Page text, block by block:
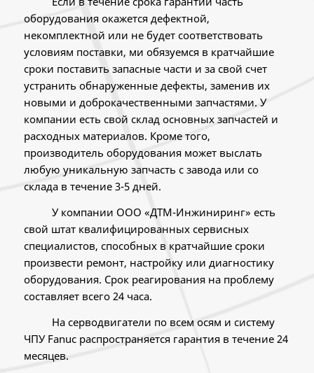
оборудования окажется дефектной,
некомплектной или не будет соответствовать
условиям поставки, ми обязуемся в кратчайшие
сроки поставить запасные части и за свой счет
устранить обнаруженные дефекты, заменив их
новыми и доброкачественными запчастями. У
компании есть свой склад основных запчастей и
расходных материалов. Кроме того,
производитель оборудования может выслать
любую уникальную запчасть с завода или со
склада в течение 3-5 дней.
У компании ООО «ДТМ-Инжиниринг» есть
свой штат квалифицированных сервисных
специалистов, способных в кратчайшие сроки
произвести ремонт, настройку или диагностику
оборудования. Срок реагирования на проблему
составляет всего 24 часа.
На серводвигатели по всем осям и систему
ЧПУ Fanuc распространяется гарантия в течение 24
месяцев.